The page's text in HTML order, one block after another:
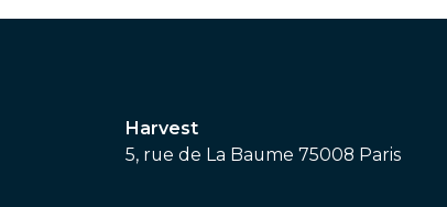
Harvest
5, rue de La Baume 75008 Paris